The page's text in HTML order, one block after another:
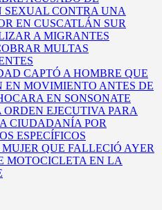
SEXUAL CONTRA UNA
EN CUSCATLÁN SUR
A MIGRANTES
MULTAS
CAPTÓ A HOMBRE QUE
MOVIMIENTO ANTES DE
EN SONSONATE
EJECUTIVA PARA
CIUDADANÍA POR
ESPECÍFICOS
QUE FALLECIÓ AYER
MOTOCICLETA EN LA